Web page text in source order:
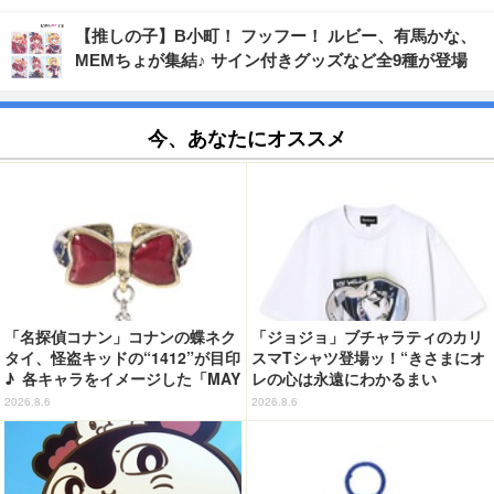
【推しの子】B小町！ フッフー！ ルビー、有馬かな、
MEMちょが集結♪ サイン付きグッズなど全9種が登場
今、あなたにオススメ
「名探偵コナン」コナンの蝶ネク
タイ、怪盗キッドの“1412”が目印
♪ 各キャラをイメージした「MAY
LA」リングセットがセール中
2026.8.6
「ジョジョ」ブチャラティのカリ
スマTシャツ登場ッ！“きさまにオ
レの心は永遠にわかるまい
ッ！”や感動のクライマックスを
デザイン
2026.8.6